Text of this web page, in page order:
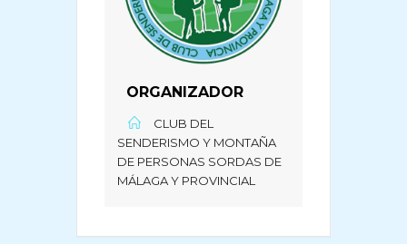
ORGANIZADOR
CLUB DEL
SENDERISMO Y MONTAÑA
DE PERSONAS SORDAS DE
MÁLAGA Y PROVINCIAL